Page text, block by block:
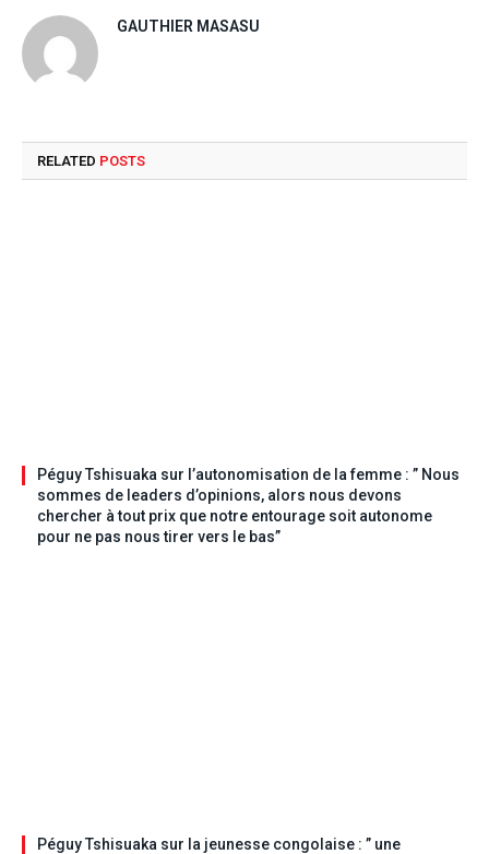
GAUTHIER MASASU
RELATED POSTS
Péguy Tshisuaka sur l’autonomisation de la femme : ” Nous
sommes de leaders d’opinions, alors nous devons
chercher à tout prix que notre entourage soit autonome
pour ne pas nous tirer vers le bas”
Péguy Tshisuaka sur la jeunesse congolaise : ” une